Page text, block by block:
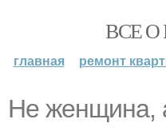
ВСЕ
главная ремонт
Не женщина,